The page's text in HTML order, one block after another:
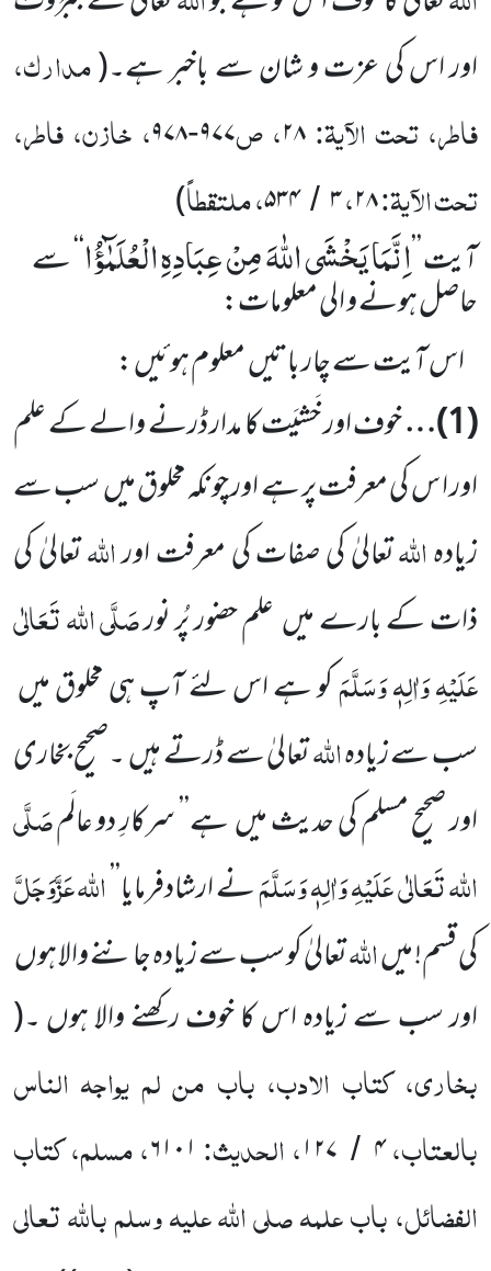
اور اس کی عزت و شان سے باخبر ہے۔(مدارک،
فاطر، تحت الآیۃ:۲۸، ص۹۷۷-۹۷۸، خازن، فاطر،
تحت الآیۃ:۲۸،۳ /۵۳۴، ملتقطاً)
آیت’’اِنَّمَا یَخْشَى اللّٰهَ مِنْ عِبَادِهِ الْعُلَمٰٓؤُا‘‘سے
حاصل ہونے و الی معلومات:
اس آیت سے چار باتیںمعلوم ہوئیں :
(
1
)…خوف اور خَشیَت کا مدار ڈرنے والے کے علم
اور ا س کی معرفت پر ہے اور چونکہ مخلوق میںسب سے
زیادہاللہتعالیٰ کی صفات کی معرفت اوراللہتعالیٰ کی
ذات کے بارے میںعلم حضور پُر نورصَلَّی اللہ تَعَالٰی
عَلَیْہِ وَاٰلِہٖ وَسَلَّمَکو ہے اس لئےآپ ہی مخلوق میں
سب سے زیادہاللہتعالیٰسے ڈرتے ہیں۔صحیح بخاری
اور صحیح مسلم کی حدیث میںہے’’ سرکارِ دو عالَمصَلَّی
اللہ تَعَالٰی عَلَیْہِ وَاٰلِہٖ وَسَلَّمَنے ارشادفرمایا’’اللہعَزَّوَجَلَّ
کی قسم! میںاللہتعالیٰ کو سب سے زیادہ جاننے والا ہوں
اورسب سے زیادہ اس کا خوف رکھنے والا ہوں ۔(
بخاری، کتاب الادب، باب من لم یواجہ الناس
بالعتاب،۴ / ۱۲۷، الحدیث: ۶۱۰۱، مسلم، کتاب
الفضائل، باب علمہصلی اللّٰہ علیہ وسلمباللّٰہ تعالی